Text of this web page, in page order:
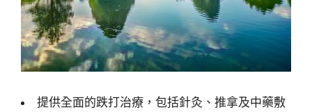
提供全面的跌打治療，包括針灸、推拿及中藥敷